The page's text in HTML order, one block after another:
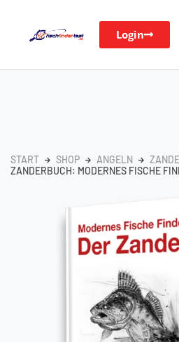
Login
START SHOP ANGELN
ZANDERBUCH: MODERNES FISCHE